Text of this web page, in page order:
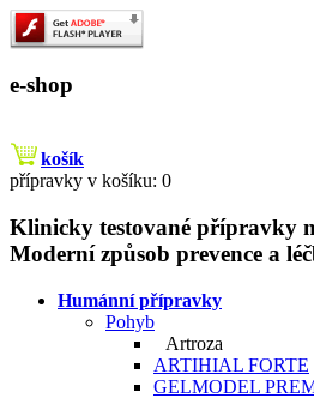
e-shop
košík
přípravky v košíku: 0
Klinicky testované přípravky
Moderní způsob prevence a
Humánní přípravky
Pohyb
Artroza
ARTIHIAL FORTE
GELMODEL